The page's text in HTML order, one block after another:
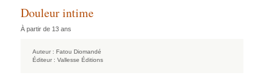
Douleur intime
À partir de 13 ans
Auteur : Fatou Diomandé
Éditeur : Vallesse Éditions